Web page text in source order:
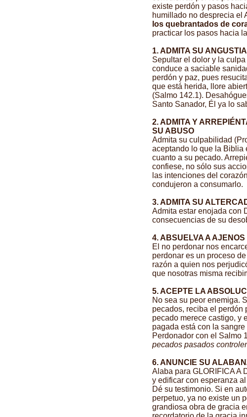
existe perdón y pasos
humillado no desprecia el
los quebrantados de
practicar los pasos hacia
1. ADMITA SU ANGUSTIA
Sepultar el dolor y la culpa
conduce a saciable
perdón y paz, pues
que está herida, llore
(Salmo 142.1).
Santo Sanador, Él ya lo
2. ADMITA Y
SU ABUSO
Admita su culpabilidad
aceptando lo que la Biblia
cuanto a su pecado.
confiese, no sólo sus
las intenciones del
condujeron a consumarlo.
3. ADMITA SU
Admita estar enojada con
consecuencias de su
4. ABSUELVA A AJENOS
El no perdonar nos
perdonar es un proceso
razón a quien nos
que nosotras misma
5. ACEPTE LA
No sea su peor enemiga.
pecados, reciba el perdón
pecado merece castigo, y
pagada está con la
Perdonador con el Salmo
pecados pasados
6. ANUNCIE SU
Alaba para GLORIFICA A
y edificar con esperanza
Dé su testimonio. Si en
perpetuo, ya no existe un
grandiosa obra de gracia